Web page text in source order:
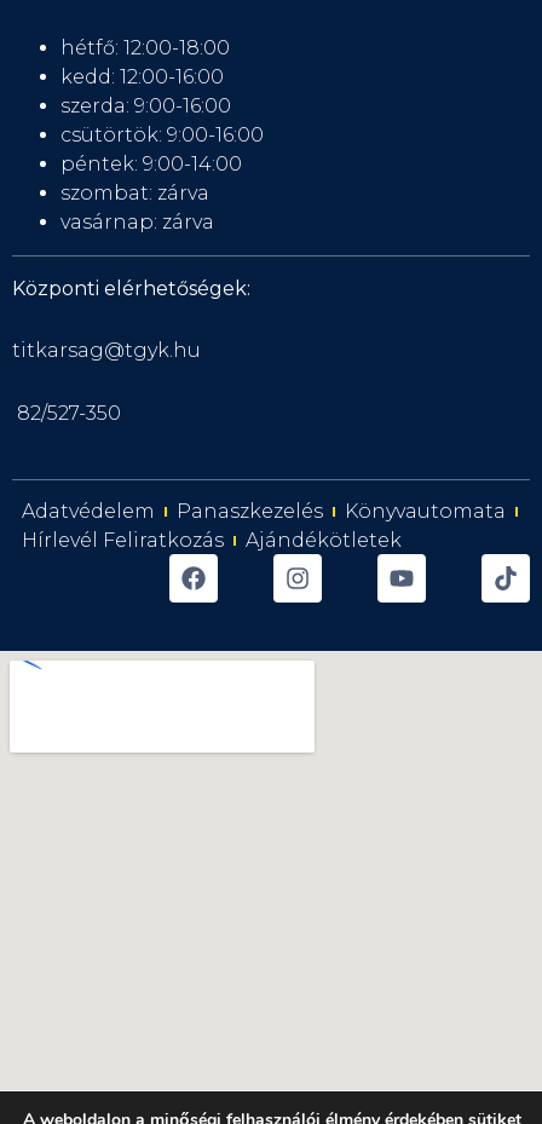
hétfő: 12:00-18:00
kedd: 12:00-16:00
szerda: 9:00-16:00
csütörtök: 9:00-16:00
péntek: 9:00-14:00
szombat: zárva
vasárnap: zárva
Központi elérhetőségek:
titkarsag@tgyk.hu
82/527-350
Adatvédelem Panaszkezelés
Könyvautomata
Hírlevél Feliratkozás
Ajándékötletek